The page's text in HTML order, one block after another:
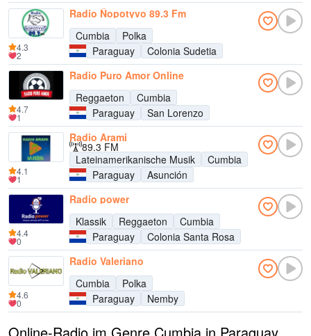
Radio Ñopotyvo 89.3 Fm
Cumbia
Polka
Paraguay
Colonia Sudetia
4.3
2
Radio Puro Amor Online
Reggaeton
Cumbia
Paraguay
San Lorenzo
4.7
1
Radio Arami
89.3 FM
Lateinamerikanische Musik
Cumbia
Paraguay
Asunción
4.1
1
Radio power
Klassik
Reggaeton
Cumbia
Paraguay
Colonia Santa Rosa
4.4
0
Radio Valeriano
Cumbia
Polka
Paraguay
Nemby
4.6
0